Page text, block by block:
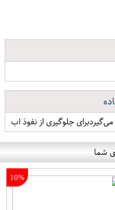
جلوگیری از نفوذ اب
شما
10%